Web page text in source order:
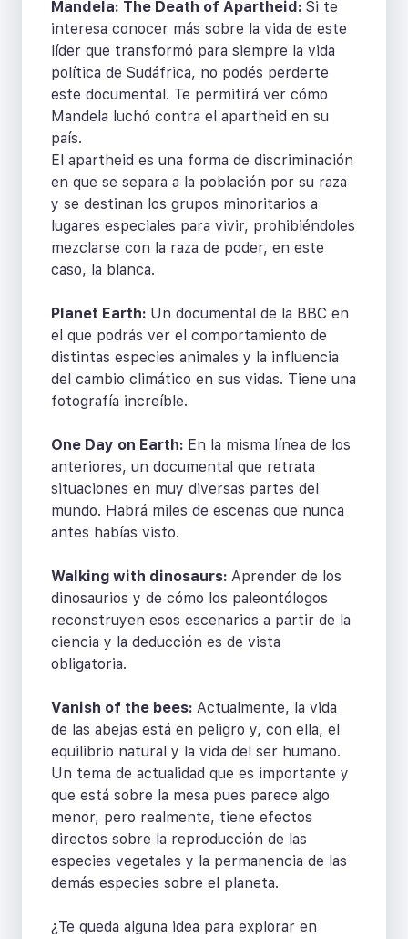
Mandela: The Death of Apartheid: Si te
interesa conocer más sobre la vida de este
líder que transformó para siempre la vida
política de Sudáfrica, no podés perderte
este documental. Te permitirá ver cómo
Mandela luchó contra el apartheid en su
país.
El apartheid es una forma de discriminación
en que se separa a la población por su raza
y se destinan los grupos minoritarios a
lugares especiales para vivir, prohibiéndoles
mezclarse con la raza de poder, en este
caso, la blanca.
Planet Earth: Un documental de la BBC en
el que podrás ver el comportamiento de
distintas especies animales y la influencia
del cambio climático en sus vidas. Tiene una
fotografía increíble.
One Day on Earth: En la misma línea de los
anteriores, un documental que retrata
situaciones en muy diversas partes del
mundo. Habrá miles de escenas que nunca
antes habías visto.
Walking with dinosaurs: Aprender de los
dinosaurios y de cómo los paleontólogos
reconstruyen esos escenarios a partir de la
ciencia y la deducción es de vista
obligatoria.
Vanish of the bees: Actualmente, la vida
de las abejas está en peligro y, con ella, el
equilibrio natural y la vida del ser humano.
Un tema de actualidad que es importante y
que está sobre la mesa pues parece algo
menor, pero realmente, tiene efectos
directos sobre la reproducción de las
especies vegetales y la permanencia de las
demás especies sobre el planeta.
¿Te queda alguna idea para explorar en